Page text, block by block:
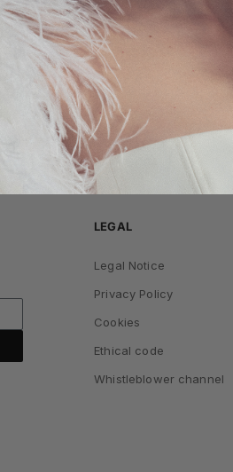
LEGAL
Legal Notice
Privacy Policy
Cookies
Ethical code
Whistleblower channel